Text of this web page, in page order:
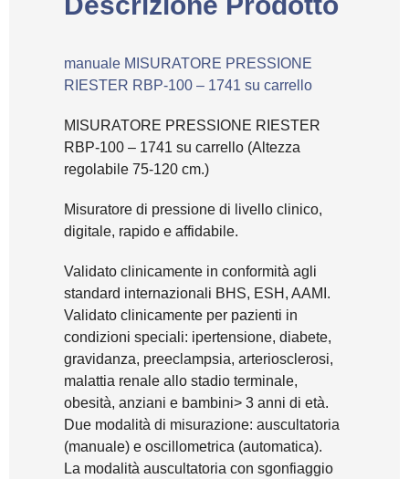
manuale MISURATORE PRESSIONE
RIESTER RBP-100 – 1741 su carrello
MISURATORE PRESSIONE RIESTER
RBP-100 – 1741 su carrello (Altezza
regolabile 75-120 cm.)
Misuratore di pressione di livello clinico,
digitale, rapido e affidabile.
Validato clinicamente in conformità agli
standard internazionali BHS, ESH, AAMI.
Validato clinicamente per pazienti in
condizioni speciali: ipertensione, diabete,
gravidanza, preeclampsia, arteriosclerosi,
malattia renale allo stadio terminale,
obesità, anziani e bambini> 3 anni di età.
Due modalità di misurazione: auscultatoria
(manuale) e oscillometrica (automatica).
La modalità auscultatoria con sgonfiaggio